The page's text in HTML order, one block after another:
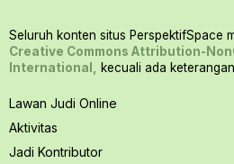
Seluruh konten situs PerspektifSpace
Creative Commons Attribution-
International,
kecuali ada
Lawan Judi Online
Aktivitas
Jadi Kontributor